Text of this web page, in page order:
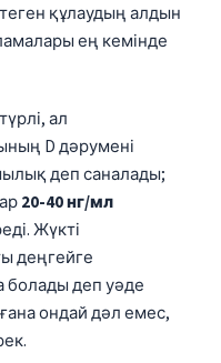
құлаудың алдын
ең кемінде
ал
D дәрумені
деп саналады;
20-40 нг/мл
Жүкті
деңгейге
болады деп уәде
ондай дәл емес,